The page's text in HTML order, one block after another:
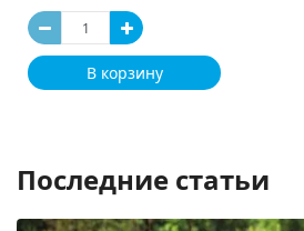
В корзину
Последние статьи